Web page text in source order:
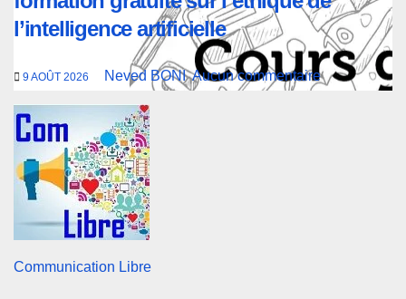
l’intelligence artificielle
9 AOÛT 2026 Neved BONIAucun commentaire
Communication Libre